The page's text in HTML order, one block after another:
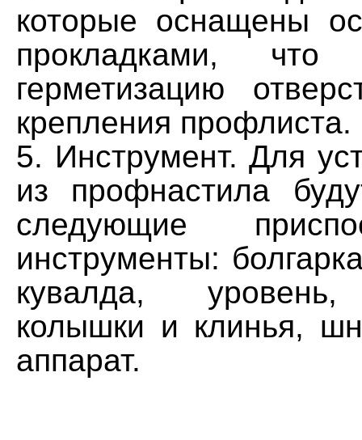
которые оснащены
прокладками, что
герметизацию
крепления профлиста.
5. Инструмент. Для
из профнастила
следующие
инструменты:
кувалда,
колышки и клинья,
аппарат.